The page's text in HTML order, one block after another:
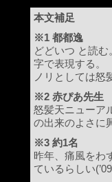
本文補足
※1 都都逸
どどいつ と読
字で表現する。
ノリとしては怒
※2 赤ぴあ先生
怒髪天ニューア
の出来のよさに
※3 約1名
昨年、痛風をわ
ているらしい